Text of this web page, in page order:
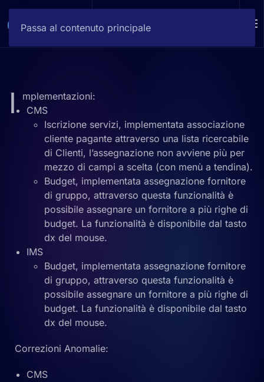
Passa al contenuto principale
I
mplementazioni:
CMS
Iscrizione servizi, implementata associazione
cliente pagante attraverso una lista ricercabile
di Clienti, l’assegnazione non avviene più per
mezzo di campi a scelta (con menù a tendina).
Budget, implementata assegnazione fornitore
di gruppo, attraverso questa funzionalità è
possibile assegnare un fornitore a più righe di
budget. La funzionalità è disponibile dal tasto
dx del mouse.
IMS
Budget, implementata assegnazione fornitore
di gruppo, attraverso questa funzionalità è
possibile assegnare un fornitore a più righe di
budget. La funzionalità è disponibile dal tasto
dx del mouse.
Correzioni Anomalie:
CMS